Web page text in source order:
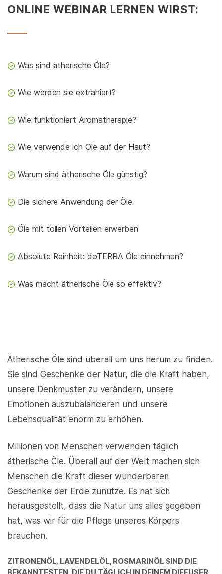
ONLINE WEBINAR LERNEN WIRST:
Was sind ätherische Öle?
Wie werden sie extrahiert?
Wie funktioniert Aromatherapie?
Wie verwende ich Öle auf der Haut?
Warum sind ätherische Öle günstig?
Die sichere Anwendung der Öle
Öle mit tollen Vorteilen erwerben
Absolute Reinheit: doTERRA Öle einnehmen?
Was macht ätherische Öle so effektiv?
Ätherische Öle sind überall um uns herum zu finden.
Sie sind Geschenke der Natur, die die Kraft haben,
unsere Denkmuster zu verändern, unsere
Emotionen auszubalancieren und unsere
Lebensqualität enorm zu erhöhen.
Millionen von Menschen verwenden täglich
ätherische Öle. Überall auf der Welt machen sich
Menschen die Kraft dieser wunderbaren
Geschenke der Erde zunutze. Es hat sich
herausgestellt, dass die Natur uns alles gegeben
hat, was wir für die Pflege unseres Körpers
brauchen.
ZITRONENÖL, LAVENDELÖL, ROSMARINÖL SIND DIE
BEKANNTESTEN, DIE DU TÄGLICH IN DEINEM DIFFUSER